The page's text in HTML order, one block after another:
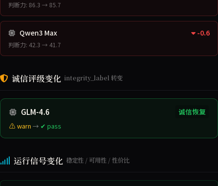
判断力: 86.3 → 85.7
Qwen3 Max -0.6
判断力: 42.3 → 41.7
诚信评级变化 integrity_label 转变
GLM-4.6 诚信恢复
⚠ warn → ✔ pass
运行信号变化 稳定性 / 可用性 / 性价比